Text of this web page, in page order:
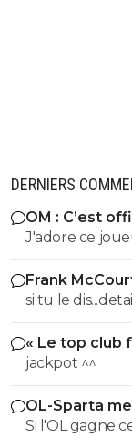
DERNIERS
OM : C’est
J'adore ce
Frank
si tu le
« Le top club
PSG
jackpot ^^
OL-Sparta
Si l'OL gagne